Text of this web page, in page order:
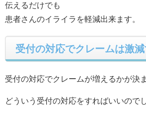
伝えるだけでも
患者さんのイライラを軽減出来ます。
受付の対応でクレームは激減
受付の対応でクレームが増えるかが決
どういう受付の対応をすればいいので